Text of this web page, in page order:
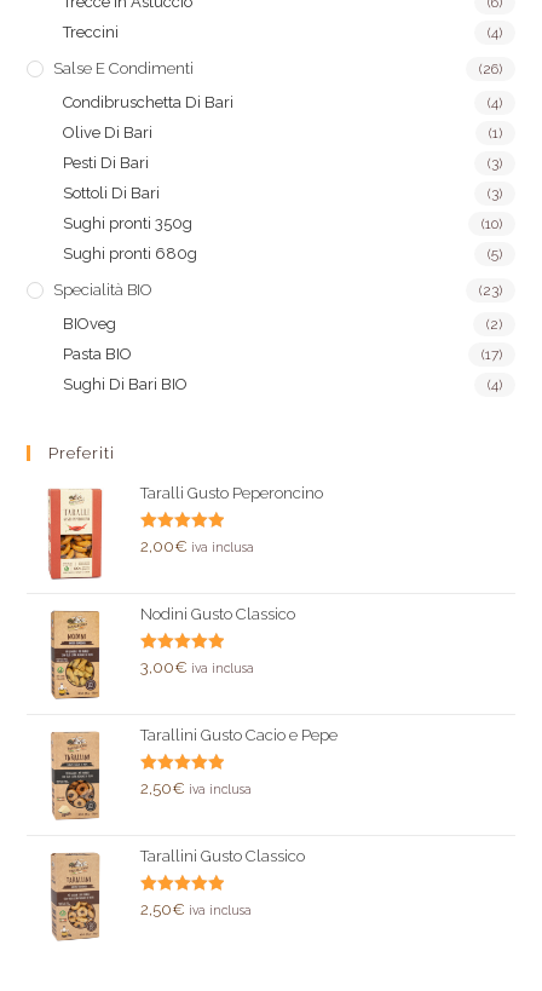
Treccini (4)
Salse E Condimenti (26)
Condibruschetta Di Bari (4)
Olive Di Bari (1)
Pesti Di Bari (3)
Sottoli Di Bari (3)
Sughi pronti 350g (10)
Sughi pronti 680g (5)
Specialità BIO (23)
BIOveg (2)
Pasta BIO (17)
Sughi Di Bari BIO (4)
Preferiti
Taralli Gusto Peperoncino
Valutato
2,00€ iva inclusa
Nodini Gusto Classico
Valutato
3,00€ iva inclusa
Tarallini Gusto Cacio e Pepe
Valutato
2,50€ iva inclusa
Tarallini Gusto Classico
Valutato
2,50€ iva inclusa